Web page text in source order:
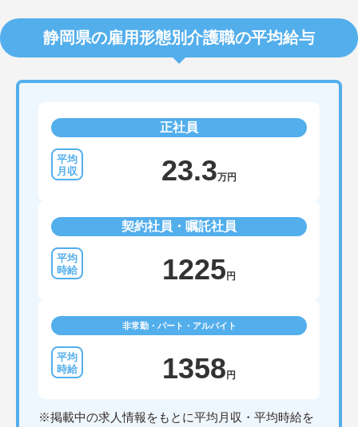
静岡県の雇用形態別介護職の平均給与
正社員
23.3万円
契約社員・嘱託社員
1225 円
非常勤・パート・アルバイト
1358 円
※掲載中の求人情報をもとに平均月収・平均時給を